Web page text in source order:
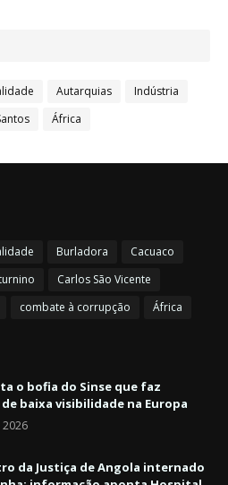
Autarquias
Indústria
África
Burladora
Cacuaco
Carlos São Vicente
combate à corrupção África
o bofia do Sinse que faz
baixa visibilidade na Europa
da Justiça de Angola internado